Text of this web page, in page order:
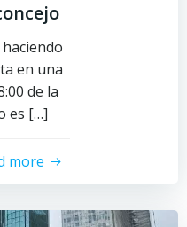
en una
de la
es […]
more